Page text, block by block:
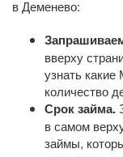
в Деменево:
вверху
узнать
количество
Срок займа.
в самом
займы,